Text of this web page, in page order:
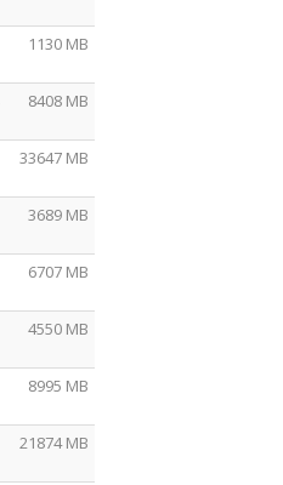
1130 MB
8408 MB
33647 MB
3689 MB
6707 MB
4550 MB
8995 MB
21874 MB